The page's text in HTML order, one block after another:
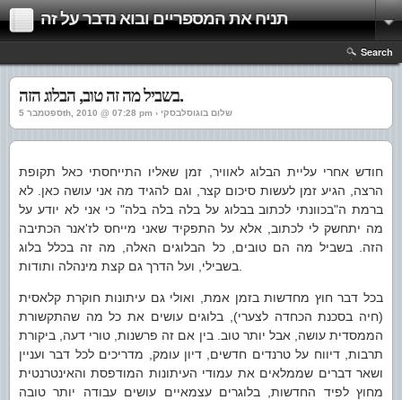
תניח את המספריים ובוא נדבר על זה
Search
בשביל מה זה טוב, הבלוג הזה.
ספטמבר 5th, 2010 @ 07:28 pm › שלום בוגוסלבסקי
חודש אחרי עליית הבלוג לאוויר, זמן שאליו התייחסתי כאל תקופת
הרצה, הגיע זמן לעשות סיכום קצר, וגם להגיד מה אני עושה כאן. לא
ברמת ה"בכוונתי לכתוב בבלוג על בלה בלה בלה" כי אני לא יודע על
מה יתחשק לי לכתוב, אלא על התפקיד שאני מייחס לז'אנר הכתיבה
הזה. בשביל מה הם טובים, כל הבלוגים האלה, מה זה בכלל בלוג
בכל דבר חוץ מחדשות בזמן אמת, ואולי גם עיתונות חוקרת קלאסית
(חיה בסכנת הכחדה לצערי), בלוגים עושים את כל מה שהתקשורת
הממסדית עושה, אבל יותר טוב. בין אם זה פרשנות, טורי דעה, ביקורת
תרבות, דיווח על טרנדים חדשים, דיון עומק, מדריכים לכל דבר ועניין
ושאר דברים שממלאים את עמודי העיתונות המודפסת והאינטרנטית
מחוץ לפיד החדשות, בלוגרים עצמאיים עושים עבודה יותר טובה